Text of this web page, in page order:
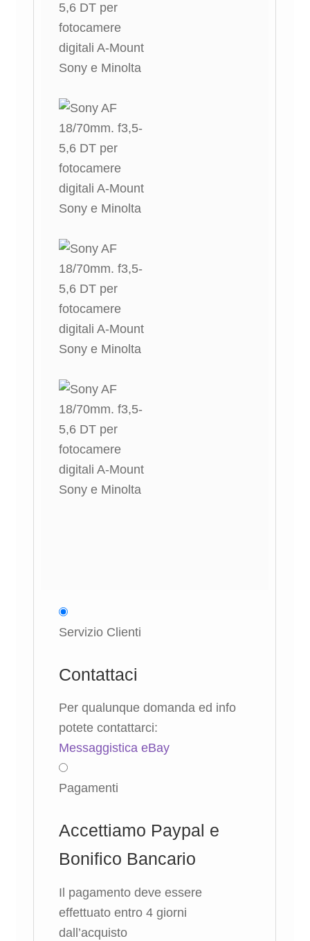
Servizio Clienti
Contattaci
Per qualunque domanda ed info
potete contattarci:
Messaggistica eBay
Pagamenti
Accettiamo Paypal e
Bonifico Bancario
Il pagamento deve essere
effettuato entro 4 giorni
dall’acquisto